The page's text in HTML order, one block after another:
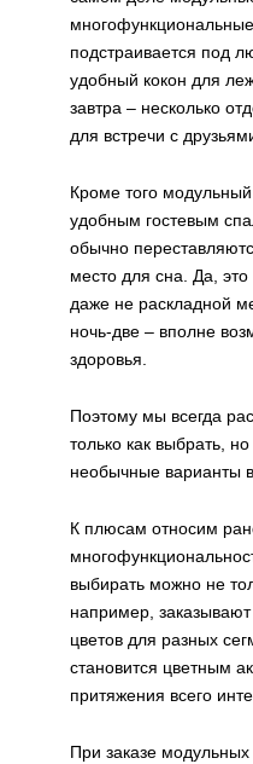
подстраивается под
удобный кокон для
завтра – несколько
для встречи с
Кроме того
удобным гостевым
обычно
место для сна. Да,
даже не раскладной
ночь-две – вполне
здоровья.
Поэтому мы всегда
только как выбрать,
необычные варианты
К плюсам относим
выбирать можно не
например,
цветов для разных
становится цветным
притяжения всего
При заказе модульных